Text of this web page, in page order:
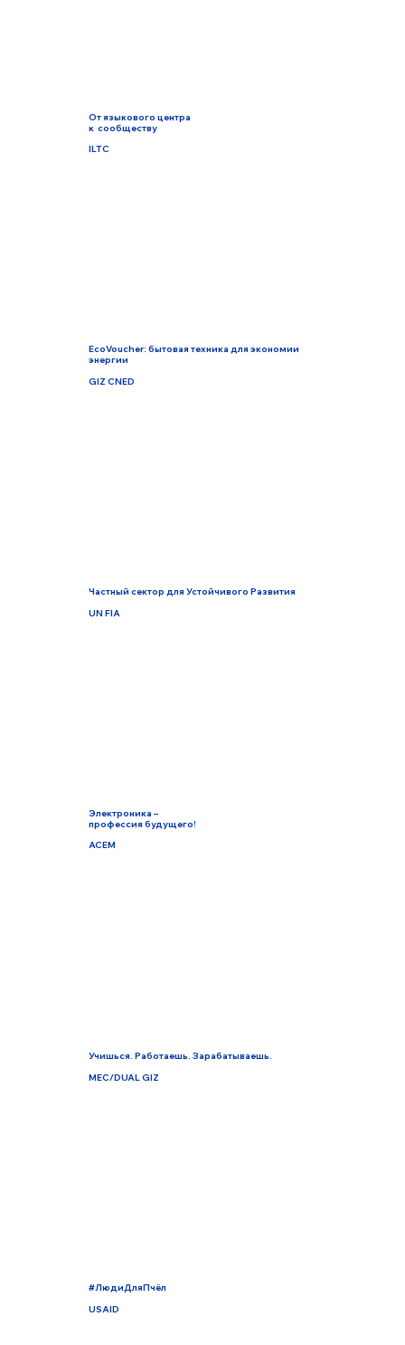
От языкового центра
к сообществу
ILTC
EcoVoucher: бытовая техника для экономии
энергии
GIZ CNED
Частный сектор для Устойчивого Развития
UN FIA
Электроника –
профессия будущего!
ACEM
Учишься. Работаешь. Зарабатываешь.
MEC/DUAL GIZ
#ЛюдиДляПчёл
USAID